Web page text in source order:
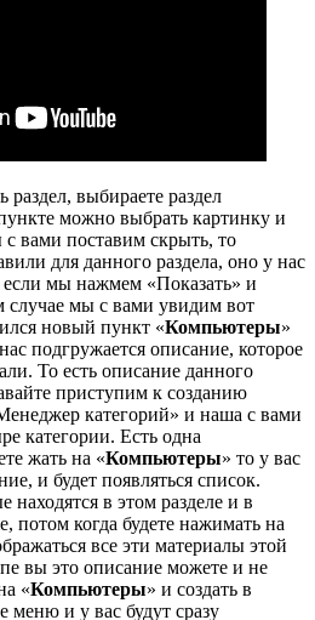
выбираете раздел
можно выбрать картинку и
вами поставим скрыть, то
для данного раздела, оно у нас
если мы нажмем «Показать» и
случае мы с вами увидим вот
новый пункт «Компьютеры»
подгружается описание, которое
То есть описание данного
приступим к созданию
категорий» и наша с вами
категории. Есть одна
жать на «Компьютеры» то у вас
и будет появляться список.
находятся в этом разделе и в
потом когда будете нажимать на
все эти материалы этой
вы это описание можете и не
«Компьютеры» и создать в
меню и у вас будут сразу